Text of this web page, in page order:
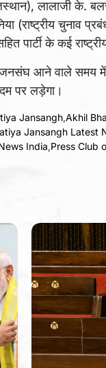
लालाजी के.
(राष्ट्रीय
पार्टी के कई
जनसंघ आने वाले समय
पर लड़ेगा।
Jansangh,Akhil
Jansangh Latest
India,Press Club